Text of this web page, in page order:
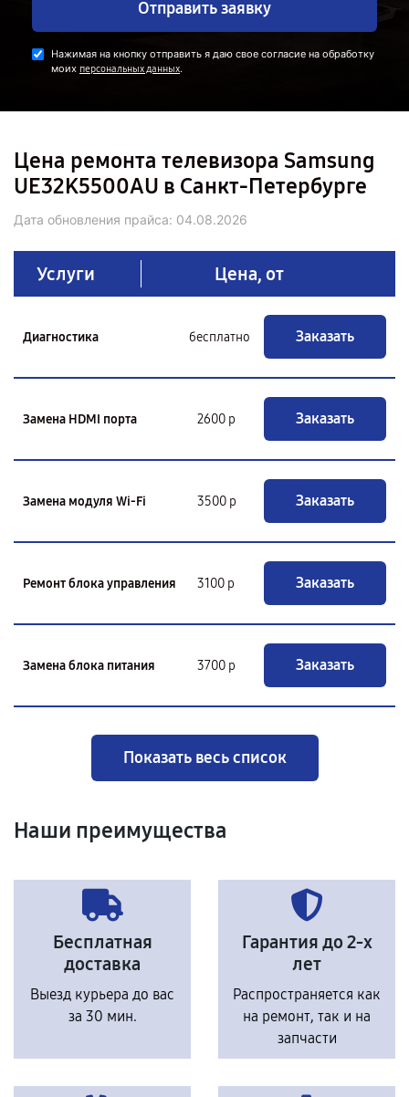
Отправить заявку
Нажимая на кнопку отправить я даю свое согласие на обработку
моих персональных данных.
Цена ремонта телевизора Samsung
UE32K5500AU в Санкт-Петербурге
Дата обновления прайса: 04.08.2026
Услуги Цена, от
Диагностика бесплатно Заказать
Замена HDMI порта 2600 р Заказать
Замена модуля Wi-Fi 3500 р Заказать
Ремонт блока управления 3100 р Заказать
Замена блока питания 3700 р Заказать
Показать весь список
Наши преимущества
Бесплатная
доставка
Выезд курьера до вас
за 30 мин.
Гарантия до 2-х
лет
Распространяется как
на ремонт, так и на
запчасти